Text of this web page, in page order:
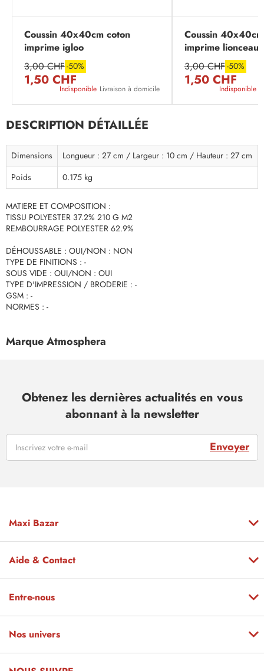
Coussin 40x40cm coton
imprime igloo
3,00 CHF-50%
1,50 CHF
Indisponible Livraison à domicile
Coussin
imprime lionceau
3,00 CHF-50%
1,50 CHF
Indisponible
DESCRIPTION DÉTAILLÉE
Dimensions
Longueur : 27 cm / Largeur : 10 cm / Hauteur : 27 cm
Poids
0.175 kg
MATIERE ET COMPOSITION :
TISSU POLYESTER 37.2% 210 G M2
REMBOURRAGE POLYESTER 62.9%
DÉHOUSSABLE : OUI/NON : NON
TYPE DE FINITIONS : -
SOUS VIDE : OUI/NON : OUI
TYPE D'IMPRESSION / BRODERIE : -
GSM : -
NORMES : -
Marque Atmosphera
Obtenez les dernières actualités en vous
abonnant à la newsletter
Envoyer
Maxi Bazar
Aide & Contact
Entre-nous
Nos univers